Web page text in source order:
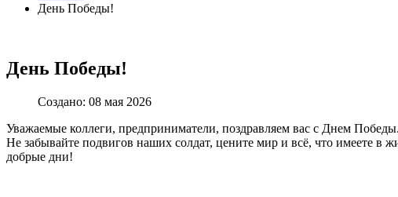
День Победы!
День Победы!
Создано: 08 мая 2026
Уважаемые коллеги, предприниматели, поздравляем вас с Днем
Не забывайте подвигов наших солдат, цените мир и всё, что имеете в
добрые дни!